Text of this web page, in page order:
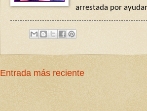
arrestada por
Entrada más reciente